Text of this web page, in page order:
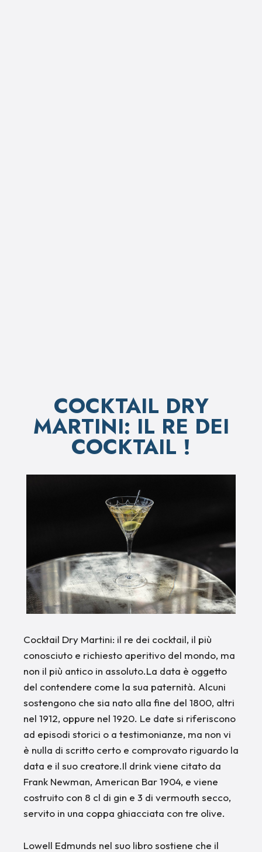
COCKTAIL DRY
MARTINI: IL RE DEI
COCKTAIL !
Cocktail Dry Martini: il re dei cocktail, il più
conosciuto e richiesto aperitivo del mondo, ma
non il più antico in assoluto.La data è oggetto
del contendere come la sua paternità. Alcuni
sostengono che sia nato alla fine del 1800, altri
nel 1912, oppure nel 1920. Le date si riferiscono
ad episodi storici o a testimonianze, ma non vi
è nulla di scritto certo e comprovato riguardo la
data e il suo creatore.Il drink viene citato da
Frank Newman, American Bar 1904, e viene
costruito con 8 cl di gin e 3 di vermouth secco,
servito in una coppa ghiacciata con tre olive.
Lowell Edmunds nel suo libro sostiene che il